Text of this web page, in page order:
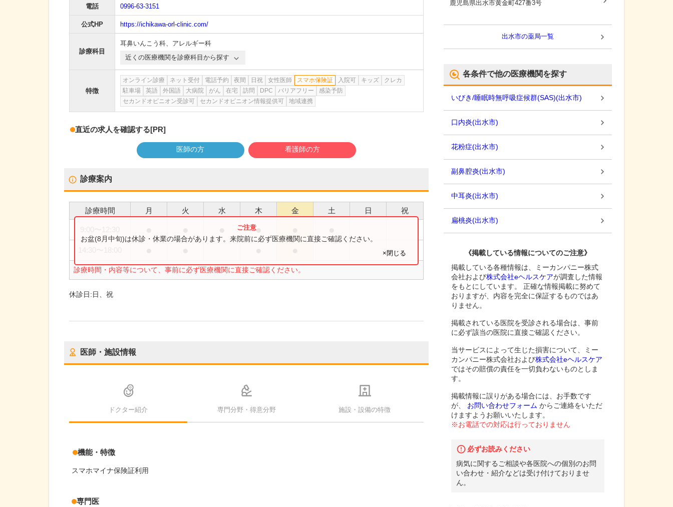
電話 0996-63-3151
公式HP https://ichikawa-orl-clinic.com/
診療科目
耳鼻いんこう科、 アレルギー科
近くの医療機関を診療科目から探す
特徴
オンライン診療 ネット受付 電話予約 夜間 日祝 女性医師 スマホ保険証 入院可 キッズ
クレカ
駐車場
英語 外国語 大病院 がん 在宅 訪問 DPC バリアフリー
感染予防
セカンドオピニオン受診可
セカンドオピニオン情報提供可 地域連携
直近の求人を確認する[PR]
医師の方 看護師の方
診療案内
診療時間 月 火 水 木 金 土 日 祝
●
診療時間・内容等について、事前に必ず医療機関に直接ご確認ください。
お盆(8月中旬)は休診・休業の場合があります。来院前に必ず医療機関に直接ご確認ください。
×閉じる
休診日:日、祝
医師・施設情報
ドクター紹介 専門分野・得意分野 施設・設備の特徴
機能・特徴
スマホマイナ保険証利用
専門医
鹿児島県出水市黄金町427番3号
出水市の薬局一覧
各条件で他の医療機関を探す
いびき/睡眠時無呼吸症候群(SAS)(出水市)
口内炎(出水市)
花粉症(出水市)
副鼻腔炎(出水市)
中耳炎(出水市)
扁桃炎(出水市)
《掲載している情報についてのご注意》
掲載している各種情報は、ミーカンパニー株式
会社および株式会社eヘルスケアが調査した情報
をもとにしています。 正確な情報掲載に努めて
おりますが、内容を完全に保証するものではあ
りません。
掲載されている医院を受診される場合は、事前
に必ず該当の医院に直接ご確認ください。
当サービスによって生じた損害について、ミー
カンパニー株式会社および株式会社eヘルスケア
ではその賠償の責任を一切負わないものとしま
す。
掲載情報に誤りがある場合には、お手数です
が、
お問い合わせフォーム からご連絡をいただ
けますようお願いいたします。
※お電話での対応は行っておりません
必ずお読みください
病気に関するご相談や各医院への個別のお問
い合わせ・紹介などは受け付けておりませ
ん。